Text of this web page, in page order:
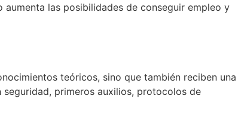
las posibilidades de conseguir empleo y
teóricos, sino que también reciben una
primeros auxilios, protocolos de